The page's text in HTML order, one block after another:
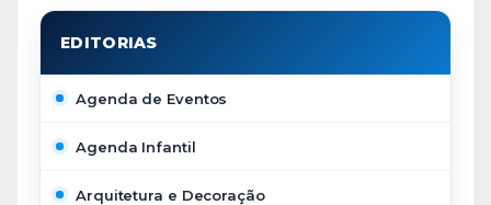
Agenda de Eventos
Agenda Infantil
Arquitetura e Decoração